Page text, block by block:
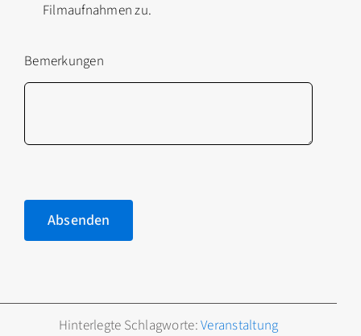
Filmaufnahmen zu.
Bemerkungen
Absenden
Hinterlegte Schlagworte:Veranstaltung